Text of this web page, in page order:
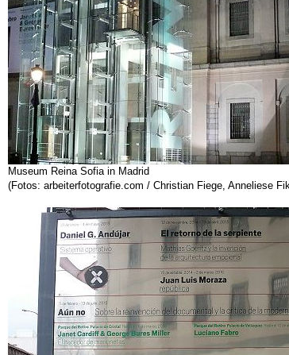
Museum Reina Sofia in Madrid
(Fotos: arbeiterfotografie.com / Christian Fiege, Anneliese